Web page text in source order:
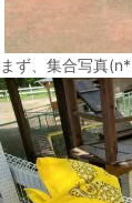
まず、集合写真